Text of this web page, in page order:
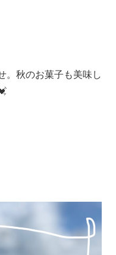
。秋のお菓子も美味し